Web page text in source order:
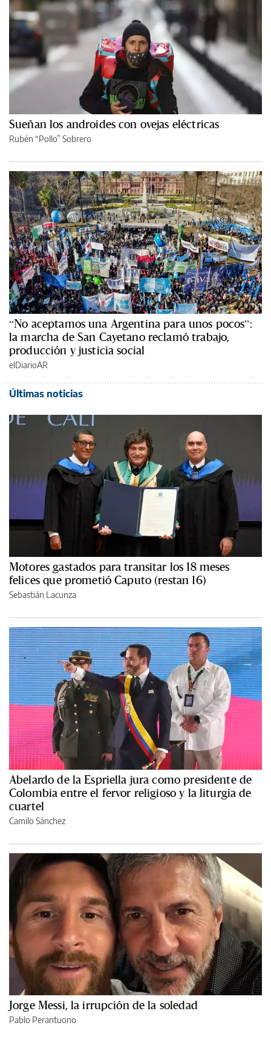
Sueñan los androides con ovejas eléctricas
Rubén “Pollo” Sobrero
“No aceptamos una Argentina para unos pocos”:
la marcha de San Cayetano reclamó trabajo,
producción y justicia social
elDiarioAR
Últimas noticias
Motores gastados para transitar los 18 meses
felices que prometió Caputo (restan 16)
Sebastián Lacunza
Abelardo de la Espriella jura como presidente de
Colombia entre el fervor religioso y la liturgia de
cuartel
Camilo Sánchez
Jorge Messi, la irrupción de la soledad
Pablo Perantuono